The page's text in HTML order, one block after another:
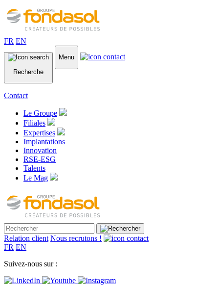
FR EN
Recherche
Menu
Contact
Le Groupe
Filiales
Expertises
Implantations
Innovation
RSE-ESG
Talents
Le Mag
Relation client Nous recrutons !
FR EN
Suivez-nous sur :